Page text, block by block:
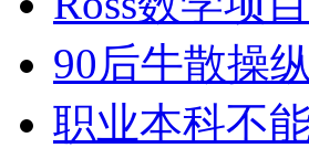
90后牛散操
职业本科不